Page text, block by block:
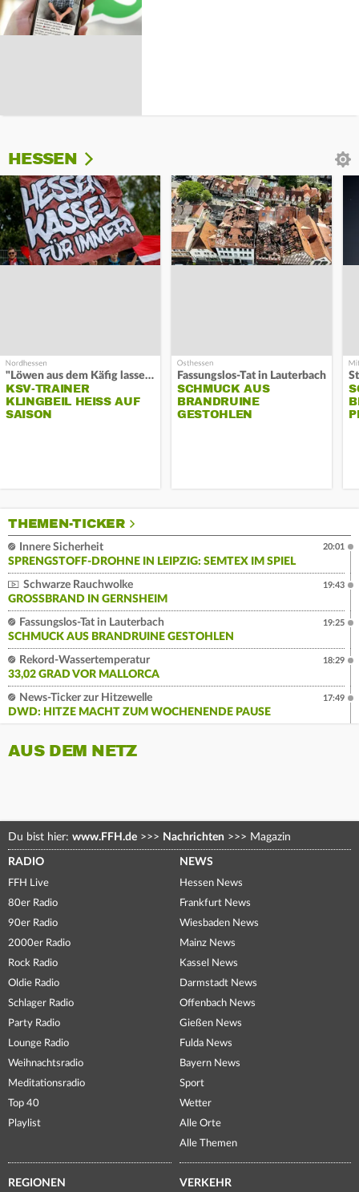
HESSEN
"Löwen aus dem Käfig lassen"
KSV-TRAINER
KLINGBEIL HEISS AUF S
AISON
Fassungslos-Tat in Lauterbach
SCHMUCK AUS
BRANDRUINE
GESTOHLEN
THEMEN-TICKER
Innere Sicherheit
SPRENGSTOFF-DROHNE IN LEIPZIG: SEMTEX IM SPIEL
20:01
Schwarze Rauchwolke
GROSSBRAND IN GERNSHEIM
19:43
Fassungslos-Tat in Lauterbach
SCHMUCK AUS BRANDRUINE GESTOHLEN
19:25
Rekord-Wassertemperatur
33,02 GRAD VOR MALLORCA
18:29
News-Ticker zur Hitzewelle
DWD: HITZE MACHT ZUM WOCHENENDE PAUSE
17:49
AUS DEM NETZ
Du bist hier: www.FFH.de >>> Nachrichten >>> Magazin
RADIO
FFH Live
80er Radio
90er Radio
2000er Radio
Rock Radio
Oldie Radio
Schlager Radio
Party Radio
Lounge Radio
Weihnachtsradio
Meditationsradio
Top 40
Playlist
NEWS
Hessen News
Frankfurt News
Wiesbaden News
Mainz News
Kassel News
Darmstadt News
Offenbach News
Gießen News
Fulda News
Bayern News
Sport
Wetter
Alle Orte
Alle Themen
REGIONEN VERKEHR